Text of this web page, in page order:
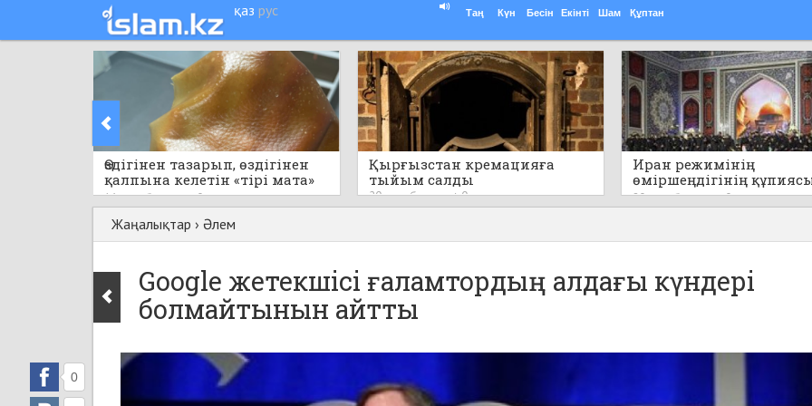
қаз рус Таң Күн Бесін Екінті Шам Құптан
Өздігінен тазарып, өздігінен
қалпына келетін «тірі мата»
пайда болды
16 сағат бұрын 0
Қырғызстан кремацияға
тыйым салды
20 сағат бұрын 0
Иран режимінің
өміршеңдігінің
айтылды
20 сағат бұрын 0
Жаңалықтар › Әлем
Google жетекшісі ғаламтордың алдағы күндері
болмайтынын айтты
0